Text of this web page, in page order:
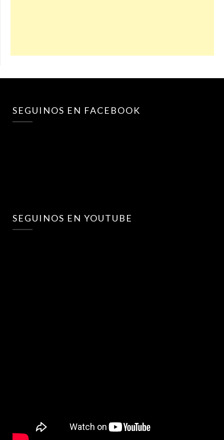
SEGUINOS EN FACEBOOK
SEGUINOS EN YOUTUBE